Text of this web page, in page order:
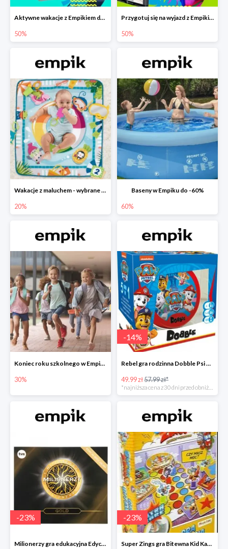
Aktywne wakacje z Empikiem do -50%
50%
Przygotuj się na wyjazd z Empikiem - rabaty do -50%
50%
Wakacje z maluchem - wybrane zabawki Fisher-Price w Empiku-20%
20%
Baseny w Empiku do -60%
60%
Koniec roku szkolnego w Empiku - prezenty dla dzieci i nauczycieli do -30%
30%
-14%
Rebel gra rodzinna Dobble Psi Patrol w Empiku Premium
49.99 zł57.99 zł*
-23%
Milionerzy gra edukacyjna Edycja Gold w super cenie w Empiku Premium
-23%
Super Zings gra Bitewna Kid Kazom w super cenie w Empiku Premium